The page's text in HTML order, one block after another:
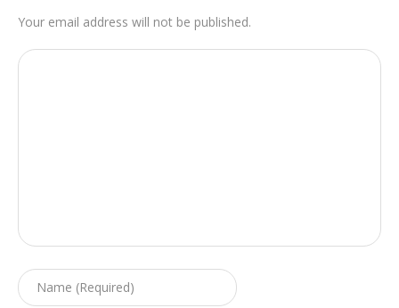
Your email address will not be published.